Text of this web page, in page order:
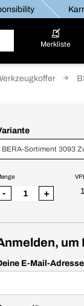
Merkliste
BERA-Sortiment 3093
1
- +
um
E-Mail-Adresse